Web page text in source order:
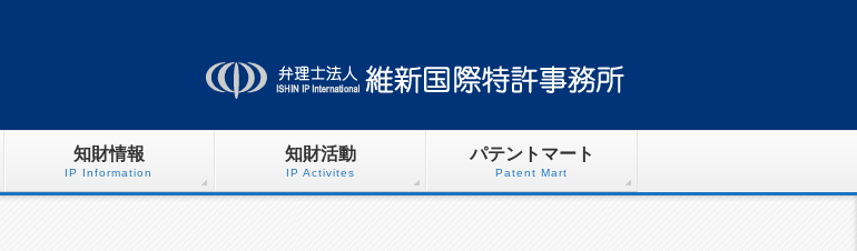
知財情報
IP Information
知財活動
IP Activites
パテントマート
Patent Mart